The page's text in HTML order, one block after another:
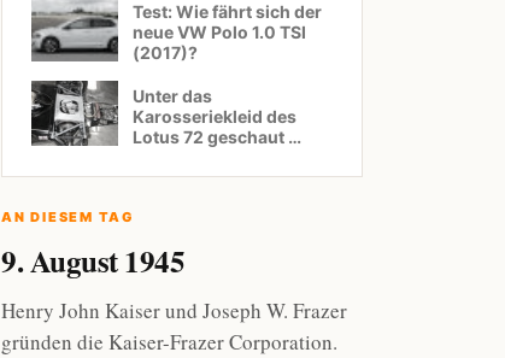
Test: Wie fährt sich der
neue VW Polo 1.0 TSI
(2017)?
Unter das
Karosseriekleid des
Lotus 72 geschaut …
AN DIESEM TAG
9. August 1945
Henry John Kaiser und Joseph W. Frazer
gründen die Kaiser-Frazer Corporation.